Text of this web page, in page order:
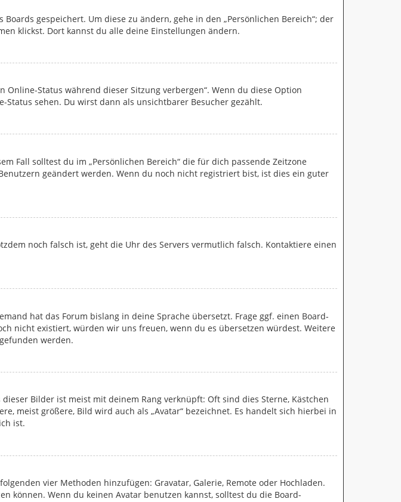
gespeichert. Um diese zu ändern, gehe in den „Persönlichen Bereich“; der
klickst. Dort kannst du alle deine Einstellungen ändern.
Status während dieser Sitzung verbergen“. Wenn du diese Option
sehen. Du wirst dann als unsichtbarer Besucher gezählt.
Fall solltest du im „Persönlichen Bereich“ die für dich passende Zeitzone
geändert werden. Wenn du noch nicht registriert bist, ist dies ein guter
noch falsch ist, geht die Uhr des Servers vermutlich falsch. Kontaktiere einen
hat das Forum bislang in deine Sprache übersetzt. Frage ggf. einen Board-
nicht existiert, würden wir uns freuen, wenn du es übersetzen würdest. Weitere
gefunden werden.
Bilder ist meist mit deinem Rang verknüpft: Oft sind dies Sterne, Kästchen
meist größere, Bild wird auch als „Avatar“ bezeichnet. Es handelt sich hierbei in
ist.
vier Methoden hinzufügen: Gravatar, Galerie, Remote oder Hochladen.
können. Wenn du keinen Avatar benutzen kannst, solltest du die Board-